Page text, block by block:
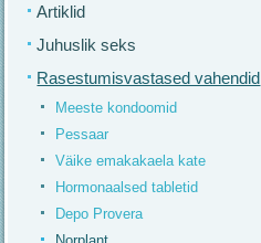
Artiklid
Juhuslik seks
Rasestumisvastased vahendid
Meeste kondoomid
Pessaar
Väike emakakaela kate
Hormonaalsed tabletid
Depo Provera